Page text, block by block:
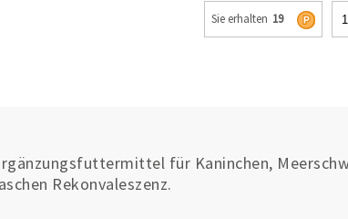
Sie erhalten 19
für Kaninchen,
Rekonvaleszenz.